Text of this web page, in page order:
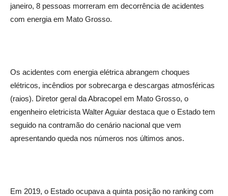
janeiro, 8 pessoas morreram em decorrência de acidentes
com energia em Mato Grosso.
Os acidentes com energia elétrica abrangem choques
elétricos, incêndios por sobrecarga e descargas atmosféricas
(raios). Diretor geral da Abracopel em Mato Grosso, o
engenheiro eletricista Walter Aguiar destaca que o Estado tem
seguido na contramão do cenário nacional que vem
apresentando queda nos números nos últimos anos.
Em 2019, o Estado ocupava a quinta posição no ranking com